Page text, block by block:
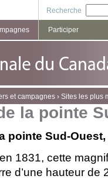
Recherche
et campagnes › Sites les plus
la pointe
pointe Sud-
1831, cette
d’une hauteur de
Participer